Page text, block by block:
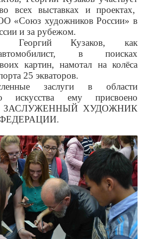
всех выставках и проектах,
«Союз художников России» в
и за рубежом.
Георгий Кузаков, как
автомобилист, в поисках
картин, намотал на колёса
25 экваторов.
заслуги в области
искусства ему присвоено
ЗАСЛУЖЕННЫЙ ХУДОЖНИК